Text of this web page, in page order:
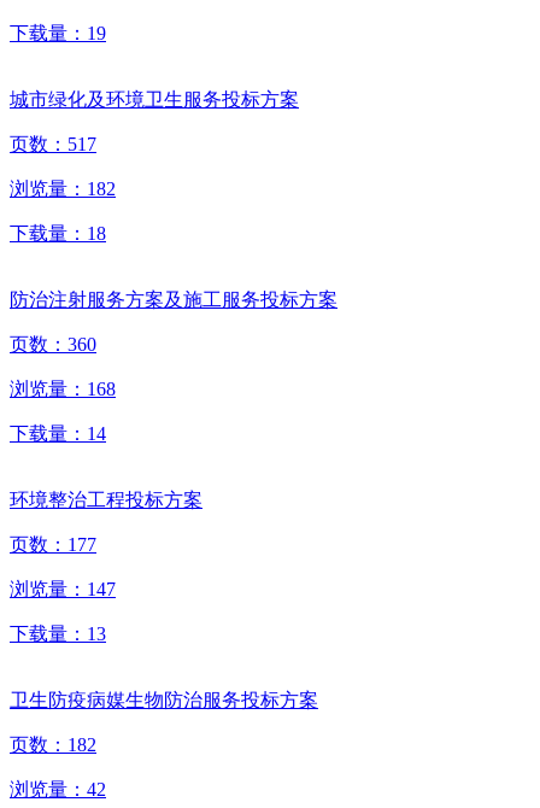
下载量： 19
城市绿化及环境卫生服务投标方案
页数： 517
浏览量： 182
下载量： 18
防治注射服务方案及施工服务投标方案
页数： 360
浏览量： 168
下载量： 14
环境整治工程投标方案
页数： 177
浏览量： 147
下载量： 13
卫生防疫病媒生物防治服务投标方案
页数： 182
浏览量： 42